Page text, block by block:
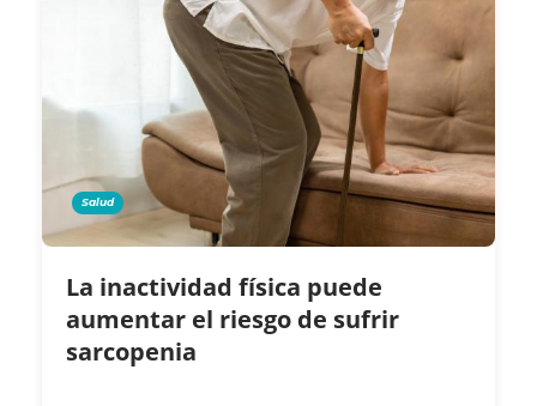
Salud
La inactividad física puede
aumentar el riesgo de sufrir
sarcopenia